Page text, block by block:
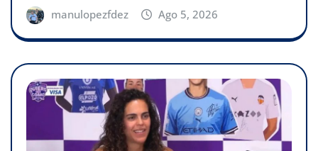
manulopezfdez Ago 5, 2026